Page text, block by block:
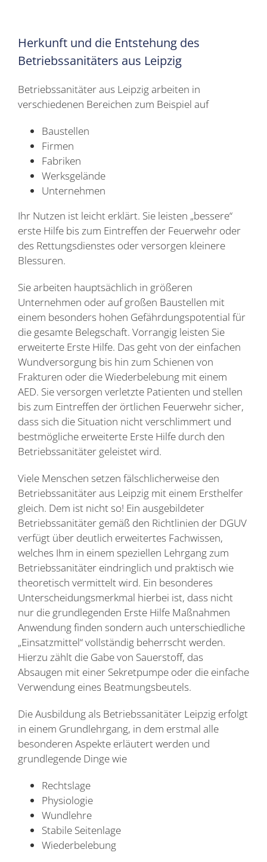
Herkunft und die Entstehung des
Betriebssanitäters aus Leipzig
Betriebssanitäter aus Leipzig arbeiten in
verschiedenen Bereichen zum Beispiel auf
Baustellen
Firmen
Fabriken
Werksgelände
Unternehmen
Ihr Nutzen ist leicht erklärt. Sie leisten „bessere“
erste Hilfe bis zum Eintreffen der Feuerwehr oder
des Rettungsdienstes oder versorgen kleinere
Blessuren.
Sie arbeiten hauptsächlich in größeren
Unternehmen oder auf großen Baustellen mit
einem besonders hohen Gefährdungspotential für
die gesamte Belegschaft. Vorrangig leisten Sie
erweiterte Erste Hilfe. Das geht von der einfachen
Wundversorgung bis hin zum Schienen von
Frakturen oder die Wiederbelebung mit einem
AED. Sie versorgen verletzte Patienten und stellen
bis zum Eintreffen der örtlichen Feuerwehr sicher,
dass sich die Situation nicht verschlimmert und
bestmögliche erweiterte Erste Hilfe durch den
Betriebssanitäter geleistet wird.
Viele Menschen setzen fälschlicherweise den
Betriebssanitäter aus Leipzig mit einem Ersthelfer
gleich. Dem ist nicht so! Ein ausgebildeter
Betriebssanitäter gemäß den Richtlinien der DGUV
verfügt über deutlich erweitertes Fachwissen,
welches Ihm in einem speziellen Lehrgang zum
Betriebssanitäter eindringlich und praktisch wie
theoretisch vermittelt wird. Ein besonderes
Unterscheidungsmerkmal hierbei ist, dass nicht
nur die grundlegenden Erste Hilfe Maßnahmen
Anwendung finden sondern auch unterschiedliche
„Einsatzmittel“ vollständig beherrscht werden.
Hierzu zählt die Gabe von Sauerstoff, das
Absaugen mit einer Sekretpumpe oder die einfache
Verwendung eines Beatmungsbeutels.
Die Ausbildung als Betriebssanitäter Leipzig erfolgt
in einem Grundlehrgang, in dem erstmal alle
besonderen Aspekte erläutert werden und
grundlegende Dinge wie
Rechtslage
Physiologie
Wundlehre
Stabile Seitenlage
Wiederbelebung